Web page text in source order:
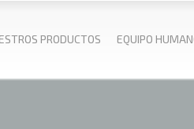
PRODUCTOS EQUIPO